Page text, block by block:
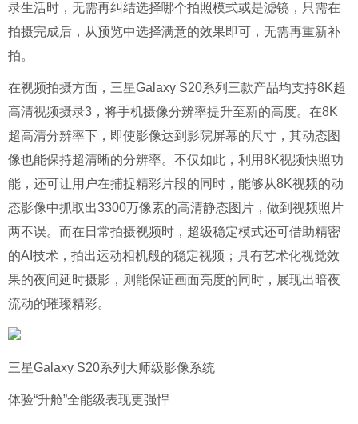
录生活时，无需再纠结选择哪个拍照模式或是滤镜，只需在
拍摄完成后，从预览中选择满意的效果即可，无需再重新补
拍。
在视频拍摄方面，三星Galaxy S20系列三款产品均支持8K超
高清视频摄录3，将手机摄像分辨率提升至新的高度。在8K
超高清分辨率下，即使影像达到影院屏幕的尺寸，其动态图
像也能保持超清晰的分辨率。不仅如此，利用8K视频快照功
能，还可让用户在捕捉精彩片段的同时，能够从8K视频的动
态影像中抓取出3300万像素的高清静态图片，做到视频照片
两不误。而在日常拍摄视频时，超级稳定模式还可借助精密
的AI技术，拍出运动相机般的稳定视频；具有艺术化视觉效
果的夜间延时摄影，则能保证画面亮度的同时，展现出暗夜
流动的璀璨精彩。
三星Galaxy S20系列大师级影像系统
体验“升舱”全能级表现更强悍